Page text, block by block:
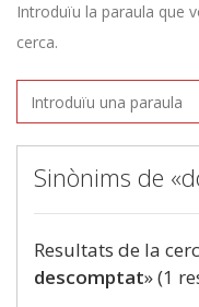
Introduïu la paraula que
cerca.
Sinònims de
Resultats de la
descomptat» (1